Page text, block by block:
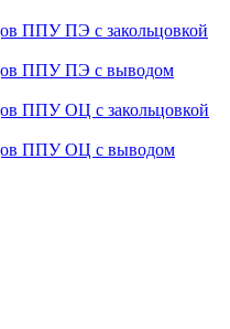
ППУ ПЭ с закольцовкой
ППУ ПЭ с выводом
ППУ ОЦ с закольцовкой
ППУ ОЦ с выводом